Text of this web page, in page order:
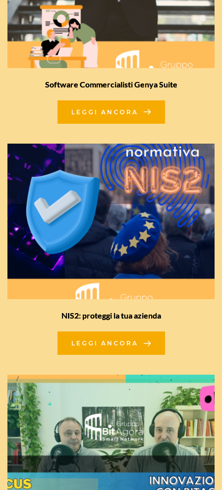
Software Commercialisti Genya Suite
LEGGI ANCORA
NIS2: proteggi la tua azienda
LEGGI ANCORA